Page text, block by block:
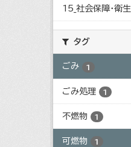
15_社会保障・衛生
タグ
ごみ 1
ごみ処理 1
不燃物 1
可燃物 1